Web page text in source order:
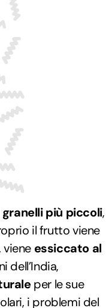
più piccoli,
il frutto viene
viene essiccato al
dell’India,
per le sue
i problemi del